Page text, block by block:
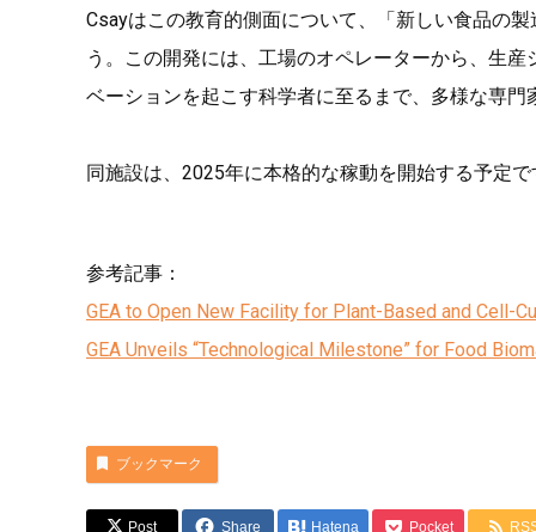
Csayはこの教育的側面について、「新しい食品の
う。この開発には、工場のオペレーターから、生
ベーションを起こす科学者に至るまで、多様な専
同施設は、2025年に本格的な稼動を開始する予定で
参考記事：
GEA to Open New Facility for Plant-Based and Cell-
GEA Unveils “Technological Milestone” for Food
ブックマーク
Post Share Hatena Pocket